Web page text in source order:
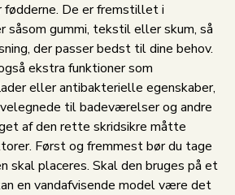
De er fremstillet i
såsom gummi, tekstil eller skum, så
der passer bedst til dine behov.
ekstra funktioner som
eller antibakterielle egenskaber,
til badeværelser og andre
af den rette skridsikre måtte
Først og fremmest bør du tage
skal placeres. Skal den bruges på et
en vandafvisende model være det